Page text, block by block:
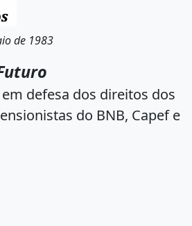
de 1983
defesa dos direitos dos
do BNB, Capef e